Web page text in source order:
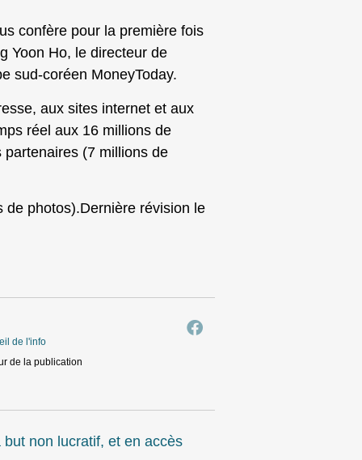
confère pour la première fois
Yoon Ho, le directeur de
sud-coréen MoneyToday.
aux sites internet et aux
réel aux 16 millions de
(7 millions de
photos).Dernière révision le
de l'info
de la publication
non lucratif, et en accès